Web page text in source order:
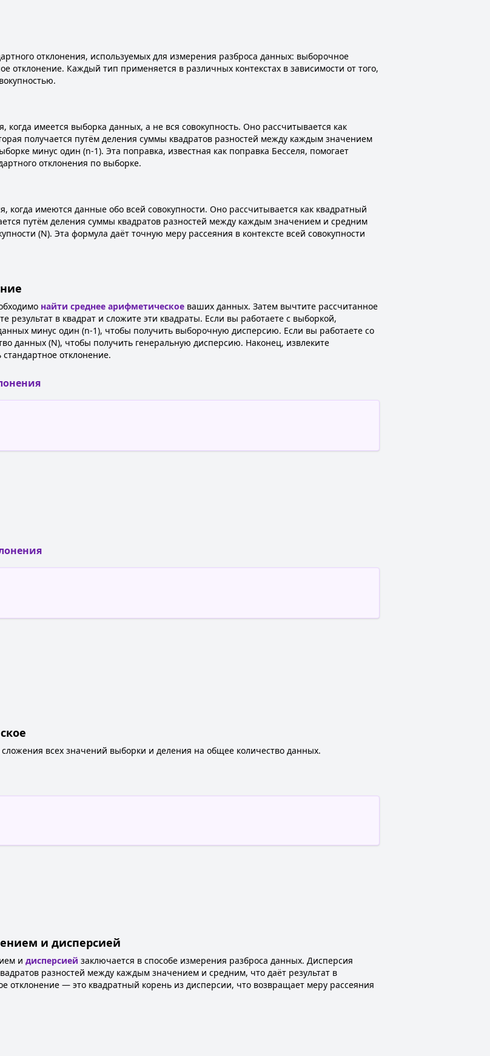
отклонения, используемых для измерения разброса данных: выборочное
отклонение. Каждый тип применяется в различных контекстах в зависимости от того,
когда имеется выборка данных, а не вся совокупность. Оно рассчитывается как
получается путём деления суммы квадратов разностей между каждым значением
минус один (n-1). Эта поправка, известная как поправка Бесселя, помогает
отклонения по выборке.
когда имеются данные обо всей совокупности. Оно рассчитывается как квадратный
путём деления суммы квадратов разностей между каждым значением и средним
(N). Эта формула даёт точную меру рассеяния в контексте всей совокупности
найти среднее арифметическое ваших данных. Затем вычтите рассчитанное
результат в квадрат и сложите эти квадраты. Если вы работаете с выборкой,
минус один (n-1), чтобы получить выборочную дисперсию. Если вы работаете со
данных (N), чтобы получить генеральную дисперсию. Наконец, извлеките
отклонение.
сложения всех значений выборки и деления на общее количество данных.
и дисперсией
и дисперсией заключается в способе измерения разброса данных. Дисперсия
разностей между каждым значением и средним, что даёт результат в
отклонение — это квадратный корень из дисперсии, что возвращает меру рассеяния